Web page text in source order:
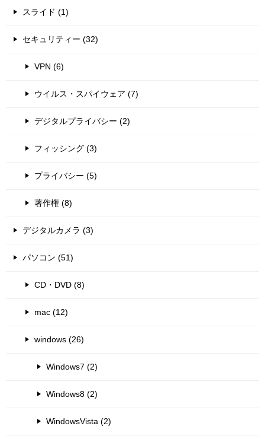
スライド (1)
セキュリティー (32)
VPN (6)
ウイルス・スパイウェア (7)
デジタルプライバシー (2)
フィッシング (3)
プライバシー (5)
著作権 (8)
デジタルカメラ (3)
パソコン (51)
CD・DVD (8)
mac (12)
windows (26)
Windows7 (2)
Windows8 (2)
WindowsVista (2)